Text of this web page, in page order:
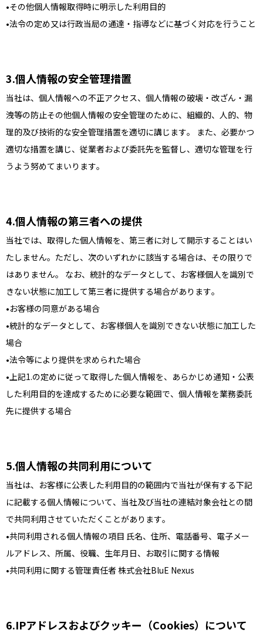
その他個人情報取得時に明示した利用目的
法令の定め又は行政当局の通達・指導などに基づく対応を行うこと
個人情報の安全管理措置
当社は、個人情報への不正アクセス、個人情報の破壊・改ざん・漏
洩等の防止その他個人情報の安全管理のために、組織的、人的、物
理的及び技術的な安全管理措置を適切に講じます。 また、必要かつ
適切な措置を講じ、従業者および委託先を監督し、適切な管理を行
うよう努めてまいります。
個人情報の第三者への提供
当社では、取得した個人情報を、第三者に対して開示することはい
たしません。ただし、次のいずれかに該当する場合は、その限りで
はありません。 なお、統計的なデータとして、お客様個人を識別で
きない状態に加工して第三者に提供する場合があります。
お客様の同意がある場合
統計的なデータとして、お客様個人を識別できない状態に加工した
場合
法令等により提供を求められた場合
上記1.の定めに従って取得した個人情報を、あらかじめ通知・公表
した利用目的を達成するために必要な範囲で、個人情報を業務委託
先に提供する場合
個人情報の共同利用について
当社は、お客様に公表した利用目的の範囲内で当社が保有する下記
に記載する個人情報について、当社及び当社の連結対象会社との間
で共同利用させていただくことがあります。
共同利用される個人情報の項目 氏名、住所、電話番号、電子メー
ルアドレス、所属、役職、生年月日、お取引に関する情報
共同利用に関する管理責任者 株式会社BluE Nexus
IPアドレスおよびクッキー（Cookies）について